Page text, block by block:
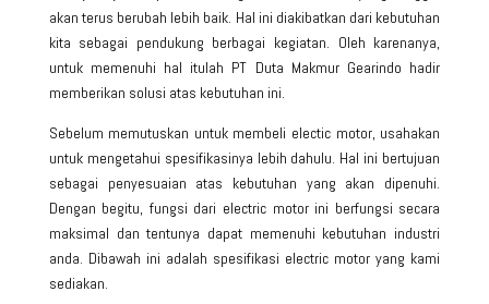
akan terus berubah lebih baik. Hal ini diakibatkan dari kebutuhan
kita sebagai pendukung berbagai kegiatan. Oleh karenanya,
untuk memenuhi hal itulah PT Duta Makmur Gearindo hadir
memberikan solusi atas kebutuhan ini.
Sebelum memutuskan untuk membeli electic motor, usahakan
untuk mengetahui spesifikasinya lebih dahulu. Hal ini bertujuan
sebagai penyesuaian atas kebutuhan yang akan dipenuhi.
Dengan begitu, fungsi dari electric motor ini berfungsi secara
maksimal dan tentunya dapat memenuhi kebutuhan industri
anda. Dibawah ini adalah spesifikasi electric motor yang kami
sediakan.